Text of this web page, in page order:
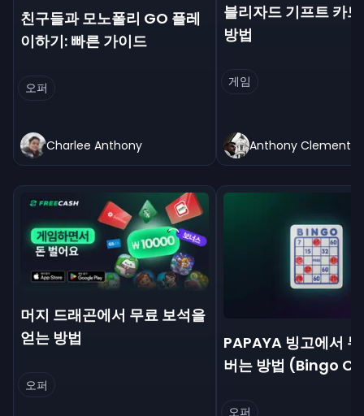
친구들과 모노폴리 GO 플레
이하기: 빠른 가이드
오퍼
Charlee Anthony
블리자드 기프트 카
방법
게임
Anthony Clement
머지 드래곤에서 무료 보석을
얻는 방법
오퍼
PAPAYA 빙고에서
버는 방법 (Bingo
오퍼